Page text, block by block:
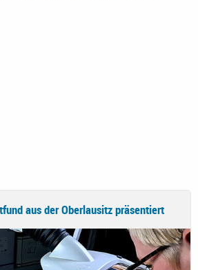
aus der Oberlausitz präsentiert